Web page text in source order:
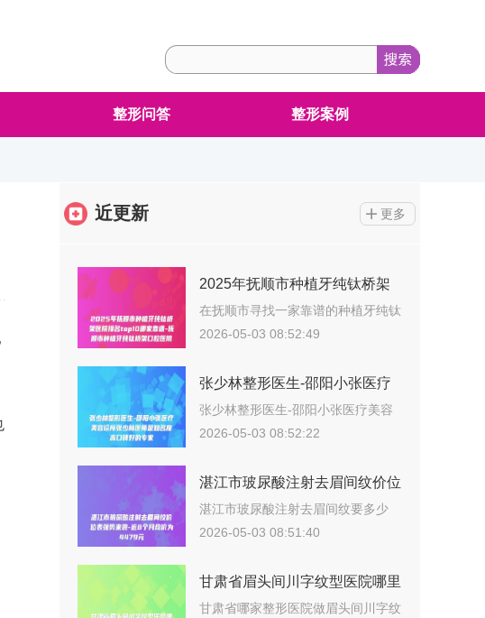
整形问答 整形案例
近更新 更多
2025年抚顺市种植牙纯钛桥架
医院排名top10哪家靠谱-抚顺市
种植牙纯钛桥架口腔医院
在抚顺市寻找一家靠谱的种植牙纯钛
桥架整形…
2026-05-03 08:52:49
张少林整形医生-邵阳小张医疗
美容诊所张少林医师是知名度高
口碑好的专家
张少林整形医生-邵阳小张医疗美容
诊所张少…
2026-05-03 08:52:22
湛江市玻尿酸注射去眉间纹价位
表强势来袭-近8个月均价为
4479元
湛江市玻尿酸注射去眉间纹要多少
钱？202…
2026-05-03 08:51:40
甘肃省眉头间川字纹型医院哪里
好(天水市第三人民医院潜力股
甘肃省哪家整形医院做眉头间川字纹